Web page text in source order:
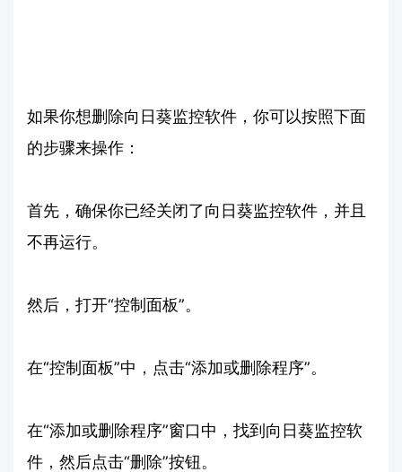
如果你想删除向日葵监控软件，你可以按照下面
的步骤来操作：
首先，确保你已经关闭了向日葵监控软件，并且
不再运行。
然后，打开“控制面板”。
在“控制面板”中，点击“添加或删除程序”。
在“添加或删除程序”窗口中，找到向日葵监控软
件，然后点击“删除”按钮。